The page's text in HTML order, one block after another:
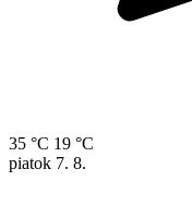
35 °C 19 °C
piatok 7. 8.